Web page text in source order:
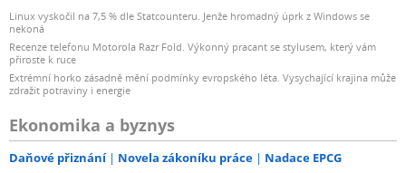
Linux vyskočil na 7,5 % dle Statcounteru. Jenže hromadný úprk z Windows se
nekoná
Recenze telefonu Motorola Razr Fold. Výkonný pracant se stylusem, který vám
přiroste k ruce
Extrémní horko zásadně mění podmínky evropského léta. Vysychající krajina může
zdražit potraviny i energie
Ekonomika a byznys
Daňové přiznání Novela zákoníku práce Nadace EPCG